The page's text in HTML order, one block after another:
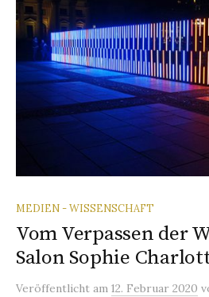
MEDIEN - WISSENSCHAFT
Vom Verpassen der
Salon Sophie
Veröffentlicht am 12. Februar 2020